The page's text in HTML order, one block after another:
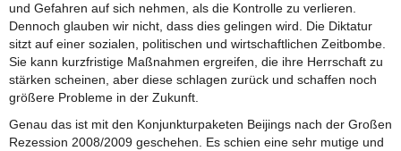
und Gefahren auf sich nehmen, als die Kontrolle zu verlieren.
Dennoch glauben wir nicht, dass dies gelingen wird. Die Diktatur
sitzt auf einer sozialen, politischen und wirtschaftlichen Zeitbombe.
Sie kann kurzfristige Maßnahmen ergreifen, die ihre Herrschaft zu
stärken scheinen, aber diese schlagen zurück und schaffen noch
größere Probleme in der Zukunft.
Genau das ist mit den Konjunkturpaketen Beijings nach der Großen
Rezession 2008/2009 geschehen. Es schien eine sehr mutige und